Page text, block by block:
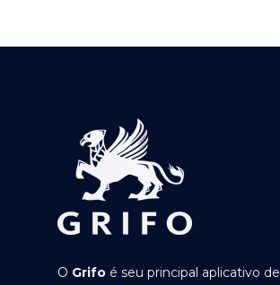
O Grifo é seu principal aplicativo de